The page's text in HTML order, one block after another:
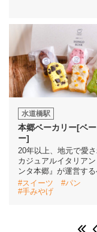
水道橋駅
本郷ベーカリー[ベー
ー]
20年以上、地元で愛
カジュアルイタリア
ンタ本郷』が運営す
#スイーツ
#パン
#手みやげ